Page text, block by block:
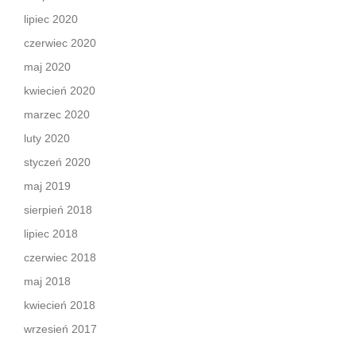
lipiec 2020
czerwiec 2020
maj 2020
kwiecień 2020
marzec 2020
luty 2020
styczeń 2020
maj 2019
sierpień 2018
lipiec 2018
czerwiec 2018
maj 2018
kwiecień 2018
wrzesień 2017